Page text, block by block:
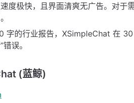
度极快，且界面清爽无广告。对于
字的行业报告，XSimpleChat 在
误。
(蓝鲸)